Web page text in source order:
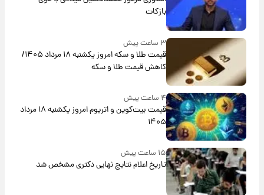
بازکات
۳ ساعت پیش
قیمت طلا و سکه امروز یکشنبه ۱۸ مرداد ۱۴۰۵/
کاهش قیمت طلا و سکه
۴ ساعت پیش
قیمت بیت‌کوین و اتریوم امروز یکشنبه ۱۸ مرداد
۱۴۰۵
۱۵ ساعت پیش
تاریخ اعلام نتایج نهایی دکتری مشخص شد